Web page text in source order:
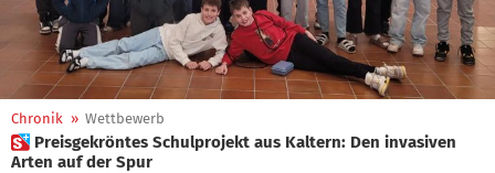
Chronik » Wettbewerb
 Preisgekröntes Schulprojekt aus Kaltern: Den invasiven
Arten auf der Spur